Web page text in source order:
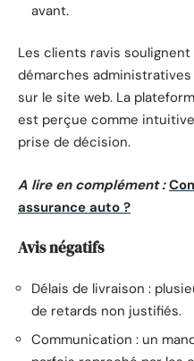
avant.
Les clients ravis
démarches
sur le site web. La
est perçue comme
prise de décision.
A lire en complément :
assurance auto ?
Avis négatifs
Délais de livraison :
de retards non justifiés.
Communication : un